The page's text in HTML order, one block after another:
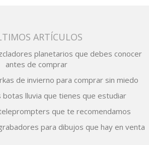
ARTÍCULOS
planetarios que debes conocer
antes de comprar
de invierno para comprar sin miedo
botas lluvia que tienes que estudiar
que te recomendamos
para dibujos que hay en venta